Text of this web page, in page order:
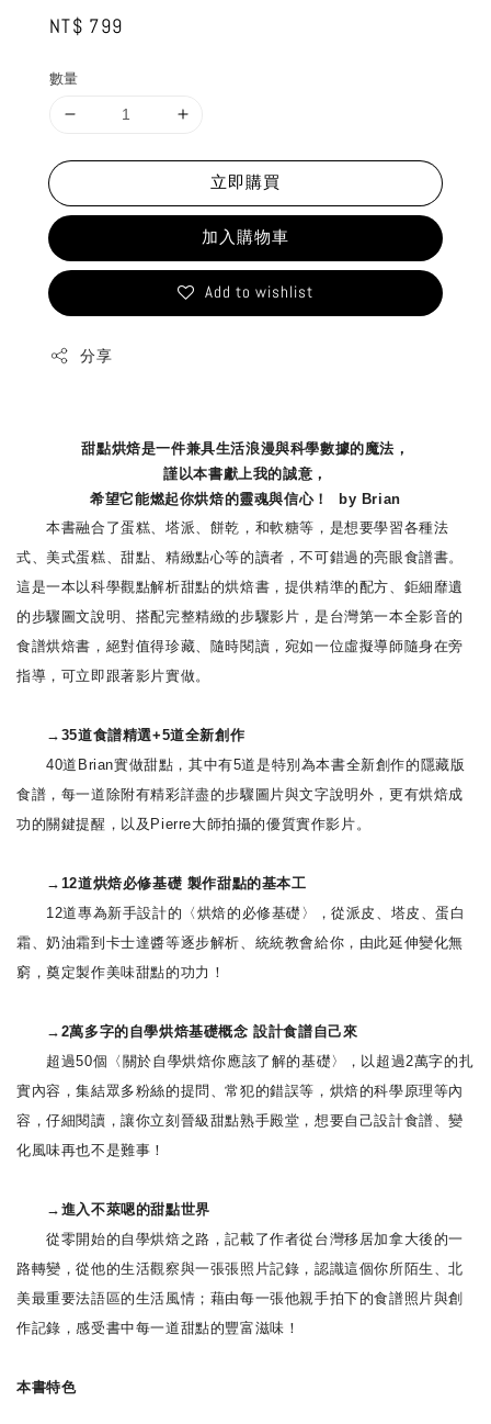
Regular
NT$ 799
數量
立即購買
加入購物車
Add to wishlist
分享
甜點烘焙是一件兼具生活浪漫與科學數據的魔法，
謹以本書獻上我的誠意，
希望它能燃起你烘焙的靈魂與信心！ by Brian
本書融合了蛋糕、塔派、餅乾，和軟糖等，是想要學習各種法
式、美式蛋糕、甜點、精緻點心等的讀者，不可錯過的亮眼食譜書。
這是一本以科學觀點解析甜點的烘焙書，提供精準的配方、鉅細靡遺
的步驟圖文說明、搭配完整精緻的步驟影片，是台灣第一本全影音的
食譜烘焙書，絕對值得珍藏、隨時閱讀，宛如一位虛擬導師隨身在旁
指導，可立即跟著影片實做。
→35道食譜精選+5道全新創作
40道Brian實做甜點，其中有5道是特別為本書全新創作的隱藏版
食譜，每一道除附有精彩詳盡的步驟圖片與文字說明外，更有烘焙成
功的關鍵提醒，以及Pierre大師拍攝的優質實作影片。
→12道烘焙必修基礎 製作甜點的基本工
12道專為新手設計的〈烘焙的必修基礎〉，從派皮、塔皮、蛋白
霜、奶油霜到卡士達醬等逐步解析、統統教會給你，由此延伸變化無
窮，奠定製作美味甜點的功力！
→2萬多字的自學烘焙基礎概念 設計食譜自己來
超過50個〈關於自學烘焙你應該了解的基礎〉，以超過2萬字的扎
實內容，集結眾多粉絲的提問、常犯的錯誤等，烘焙的科學原理等內
容，仔細閱讀，讓你立刻晉級甜點熟手殿堂，想要自己設計食譜、變
化風味再也不是難事！
→進入不萊嗯的甜點世界
從零開始的自學烘焙之路，記載了作者從台灣移居加拿大後的一
路轉變，從他的生活觀察與一張張照片記錄，認識這個你所陌生、北
美最重要法語區的生活風情；藉由每一張他親手拍下的食譜照片與創
作記錄，感受書中每一道甜點的豐富滋味！
本書特色